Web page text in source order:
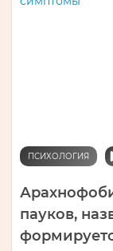
ПСИХОЛОГИЯ
пауков,